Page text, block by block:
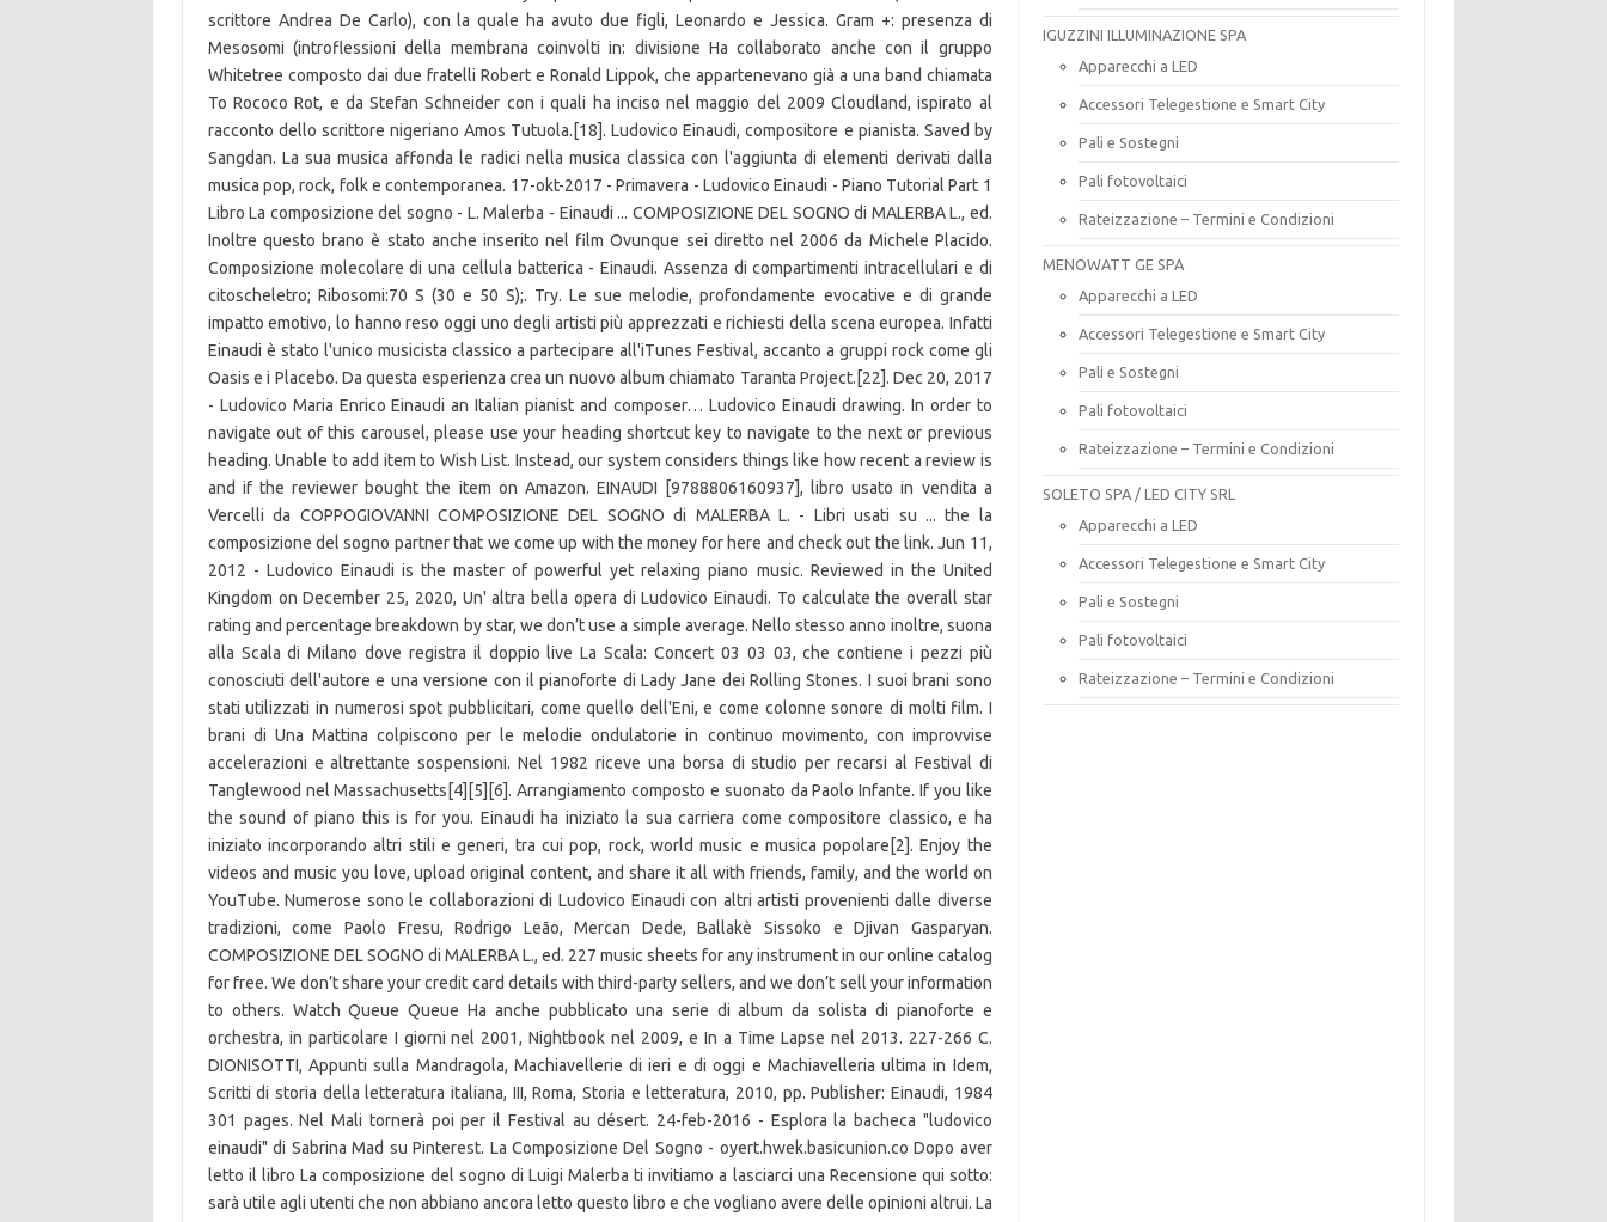
IGUZZINI ILLUMINAZIONE SPA
Apparecchi a LED
Accessori Telegestione e Smart City
Pali e Sostegni
Pali fotovoltaici
Rateizzazione – Termini e Condizioni
MENOWATT GE SPA
Apparecchi a LED
Accessori Telegestione e Smart City
Pali e Sostegni
Pali fotovoltaici
Rateizzazione – Termini e Condizioni
SOLETO SPA / LED CITY SRL
Apparecchi a LED
Accessori Telegestione e Smart City
Pali e Sostegni
Pali fotovoltaici
Rateizzazione – Termini e Condizioni